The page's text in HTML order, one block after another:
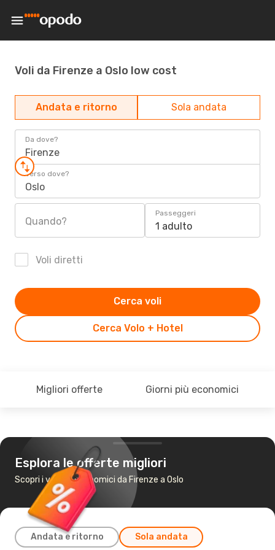
Voli da Firenze a Oslo low cost
Andata e ritorno Sola andata
Da dove?
Firenze
Verso dove?
Oslo
Quando?
Passeggeri
1 adulto
Voli diretti
Cerca Volo + Hotel
Cerca voli
Migliori offerte Giorni più economici
Esplora le offerte migliori
Scopri i voli più economici da Firenze a Oslo
Andata e ritorno Sola andata